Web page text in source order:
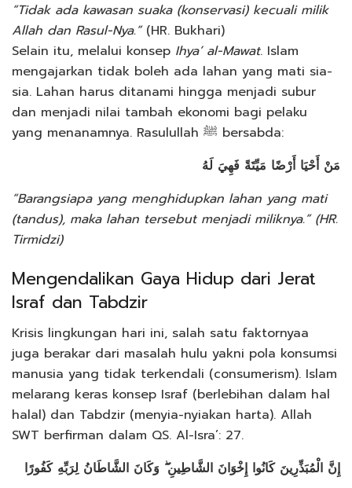
“Tidak ada kawasan suaka (konservasi) kecuali milik
Allah dan Rasul-Nya.”(HR. Bukhari)
Selain itu, melalui konsep Ihya’ al-Mawat. Islam
mengajarkan tidak boleh ada lahan yang mati sia-
sia. Lahan harus ditanami hingga menjadi subur
dan menjadi nilai tambah ekonomi bagi pelaku
yang menanamnya. Rasulullah ﷺ bersabda:
مَنْ أَحْيَا أَرْضًا مَيِّتَةً فَهِيَ لَهُ
“Barangsiapa yang menghidupkan lahan yang mati
(tandus), maka lahan tersebut menjadi miliknya.” (HR.
Tirmidzi)
Mengendalikan Gaya Hidup dari Jerat
Israf dan Tabdzir
Krisis lingkungan hari ini, salah satu faktornyaa
juga berakar dari masalah hulu yakni pola konsumsi
manusia yang tidak terkendali (consumerism). Islam
melarang keras konsep Israf (berlebihan dalam hal
halal) dan Tabdzir (menyia-nyiakan harta). Allah
SWT berfirman dalam QS. Al-Isra’: 27.
إِنَّ الْمُبَذِّرِينَ كَانُوا إِخْوَانَ الشَّاطِينِ ۖ وَكَانَ الشَّاطَانُ لِرَبِّهِ كَفُورًا